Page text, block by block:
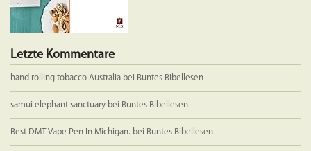
Letzte Kommentare
hand rolling tobacco Australia bei Buntes Bibellesen
samui elephant sanctuary bei Buntes Bibellesen
Best DMT Vape Pen In Michigan. bei Buntes Bibellesen